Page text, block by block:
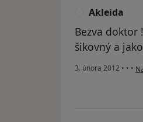
Akleida
Bezva doktor
šikovný a
3. února 2012 • • •